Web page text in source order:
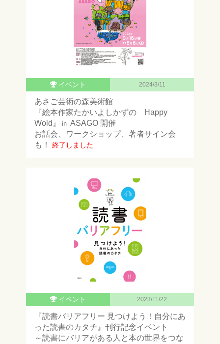
イベント 2024/3/11
あさご芸術の森美術館
『絵本作家たかいよしかずの Happy
Wold』㏌ ASAGO 開催
お話会、ワークショップ、著者サイン会
も！
終了しました
イベント 2023/11/22
『読書バリアフリー 見つけよう！自分にあ
った読書のカタチ』刊行記念イベント
～読書にバリアがある人と本の世界をつな